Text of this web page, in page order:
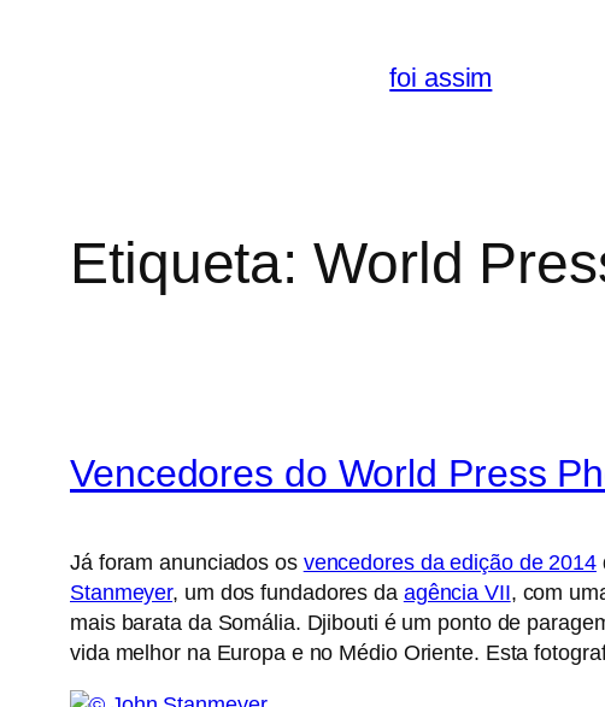
foi assim
Etiqueta: World
Vencedores do World Press
Já foram anunciados os vencedores da edição de 2014
Stanmeyer, um dos fundadores da agência VII, com
mais barata da Somália. Djibouti é um ponto de
vida melhor na Europa e no Médio Oriente. Esta